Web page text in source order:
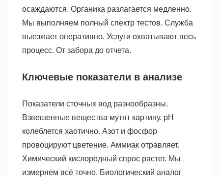
осаждаются. Органика разлагается медленно.
Мы выполняем полный спектр тестов. Служба
выезжает оперативно. Услуги охватывают весь
процесс. От забора до отчета.
Ключевые показатели в анализе
Показатели сточных вод разнообразны.
Взвешенные вещества мутят картину. pH
колеблется хаотично. Азот и фосфор
провоцируют цветение. Аммиак отравляет.
Химический кислородный спрос растет. Мы
измеряем всё точно. Биологический аналог